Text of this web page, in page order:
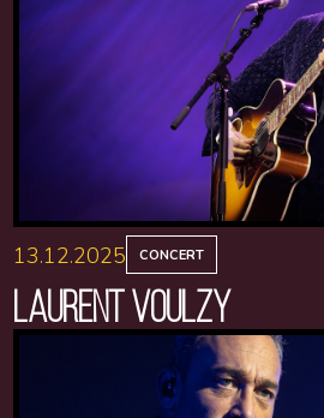
13.12.2025 CONCERT
LAURENT VOULZY